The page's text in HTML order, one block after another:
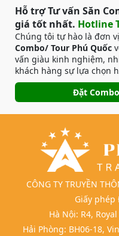
Hỗ trợ Tư vấn Săn
giá tốt nhất. Hotline
Chúng tôi tự hào là đơn
Combo/ Tour Phú Quốc
vấn giàu kinh nghiệm,
khách hàng sự lựa chọn
Đặt
CÔNG TY TRUYỀN
Giấy phép
Hà Nội: R4,
Hải Phòng: BH06-18,